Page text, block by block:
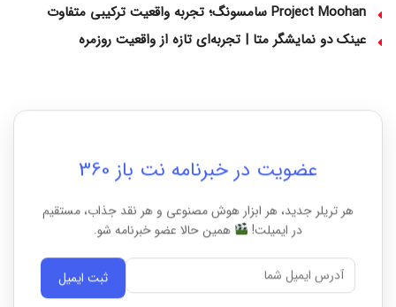
Project Moohan سامسونگ؛ تجربه واقعیت ترکیبی متفاوت
عینک دو نمایشگر متا | تجربه‌ای تازه از واقعیت روزمره
عضویت در خبرنامه نت باز 360
هر تریلر جدید، هر ابزار هوش مصنوعی و هر نقد جذاب، مستقیم
در ایمیلت!
همین حالا عضو خبرنامه شو.
ثبت ایمیل